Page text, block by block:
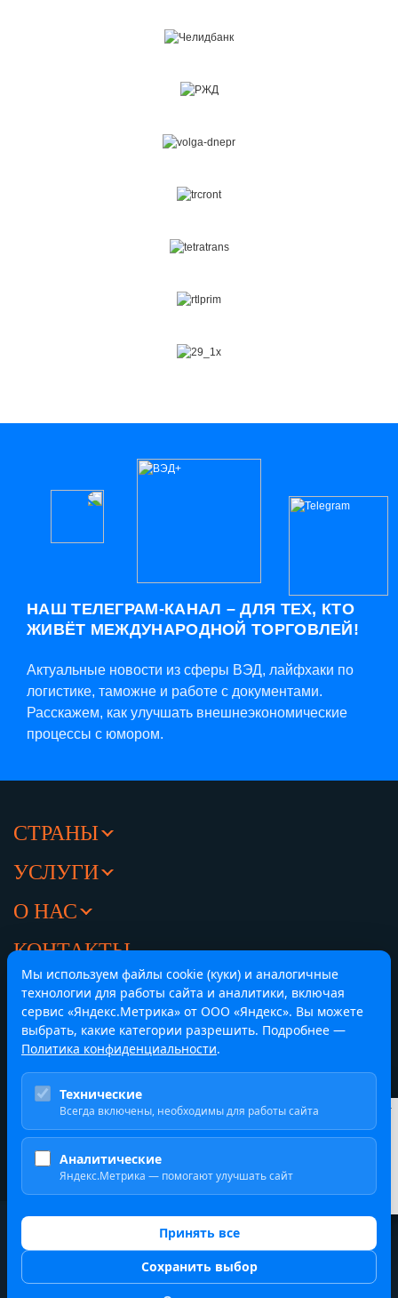
НАШ ТЕЛЕГРАМ-КАНАЛ – ДЛЯ ТЕХ, КТО
ЖИВЁТ МЕЖДУНАРОДНОЙ ТОРГОВЛЕЙ!
Актуальные новости из сферы ВЭД, лайфхаки по
логистике, таможне и работе с документами.
Расскажем, как улучшать внешнеэкономические
процессы с юмором.
СТРАНЫ
УСЛУГИ
О НАС
КОНТАКТЫ
Челябинск, Центральный офис
ул. Труда 84, офис 416
8 (351) 214-43-33
Екатеринбург,
ул. Гагарина, строение 8, офис 205/1
8 (351) 214-43-33
Политика обработки персональных данных
Карта сайта
Мы используем файлы cookie (куки) и аналогичные
технологии для работы сайта и аналитики, включая
сервис «Яндекс.Метрика» от ООО «Яндекс». Вы можете
выбрать, какие категории разрешить. Подробнее —
Политика конфиденциальности.
Технические
Всегда включены, необходимы для работы сайта
Аналитические
Яндекс.Метрика — помогают улучшать сайт
Принять все
Сохранить выбор
Курсы валют
82.16 ₽
¥ 12.16 ₽